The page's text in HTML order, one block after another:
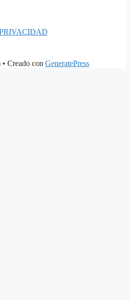
• Creado con GeneratePress